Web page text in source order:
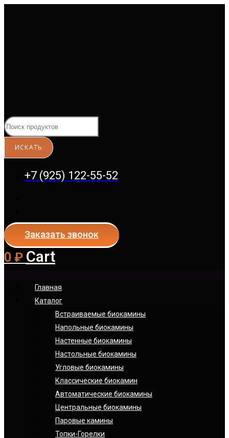
+7 (925) 122-55-52
Заказать звонок
0 ₽ Cart
Главная
Каталог
Встраиваемые биокамины
Напольные биокамины
Настенные биокамины
Настoльные биокамины
Угловые биокамины
Классические биокамин
Автоматические биокамины
Центральные биокамины
Паровые камины
Топки-Горелки